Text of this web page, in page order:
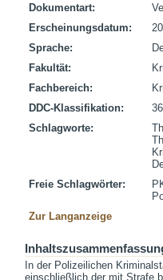
Dokumentart:
Erscheinungsdatum:
Sprache:
Fakultät:
Fachbereich:
DDC-Klassifikation:
Schlagworte:
Freie Schlagwörter:
Zur Langanzeige
In der Polizeilichen
einschließlich der mit Strafe